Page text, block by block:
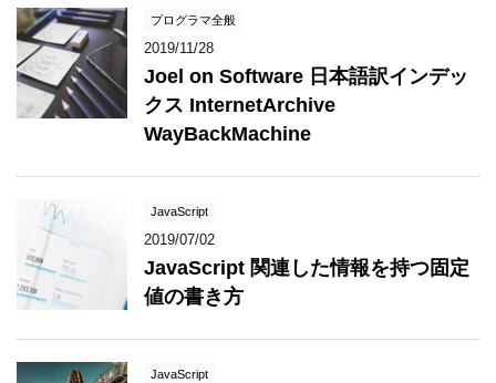
プログラマ全般
2019/11/28
Joel on Software 日本語訳インデッ
クス InternetArchive
WayBackMachine
JavaScript
2019/07/02
JavaScript 関連した情報を持つ固定
値の書き方
JavaScript